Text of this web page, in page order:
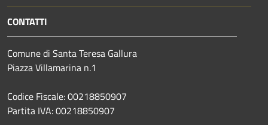
CONTATTI
Comune di Santa Teresa Gallura
Piazza Villamarina n.1
Codice Fiscale: 00218850907
Partita IVA: 00218850907